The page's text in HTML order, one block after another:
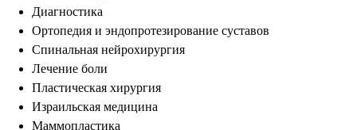
Диагностика
Ортопедия и эндопротезирование суставов
Спинальная нейрохирургия
Лечение боли
Пластическая хирургия
Израильская медицина
Маммопластика